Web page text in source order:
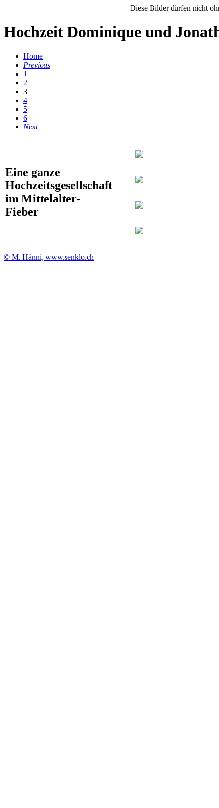
Diese Bilder dürfen nicht
Hochzeit Dominique und
Home
Previous
1
2
3
4
5
6
Next
Eine ganze
Hochzeitsgesellschaft
im Mittelalter-
Fieber
© M. Hänni, www.senklo.ch